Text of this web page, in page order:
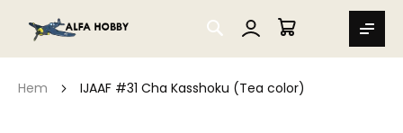
SEARCH
MIN VARUKORG
Hem IJAAF #31 Cha Kasshoku (Tea color)